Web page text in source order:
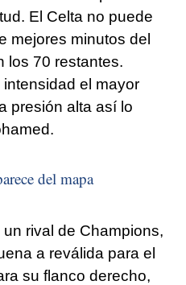
El Celta no puede
mejores minutos del
los 70 restantes.
el mayor
presión alta así lo
del mapa
rival de Champions,
a reválida para el
su flanco derecho,